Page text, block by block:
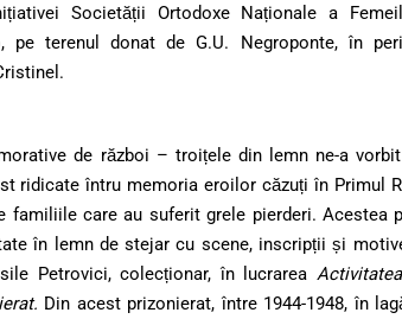
Societății Ortodoxe Naționale a
pe terenul donat de G.U. Negroponte, în
de război – troițele din lemn ne-a
ridicate întru memoria eroilor căzuți în Primul
familiile care au suferit grele pierderi. Acestea
în lemn de stejar cu scene, inscripții și
Petrovici, colecționar, în lucrarea
Din acest prizonierat, între 1944-1948, în